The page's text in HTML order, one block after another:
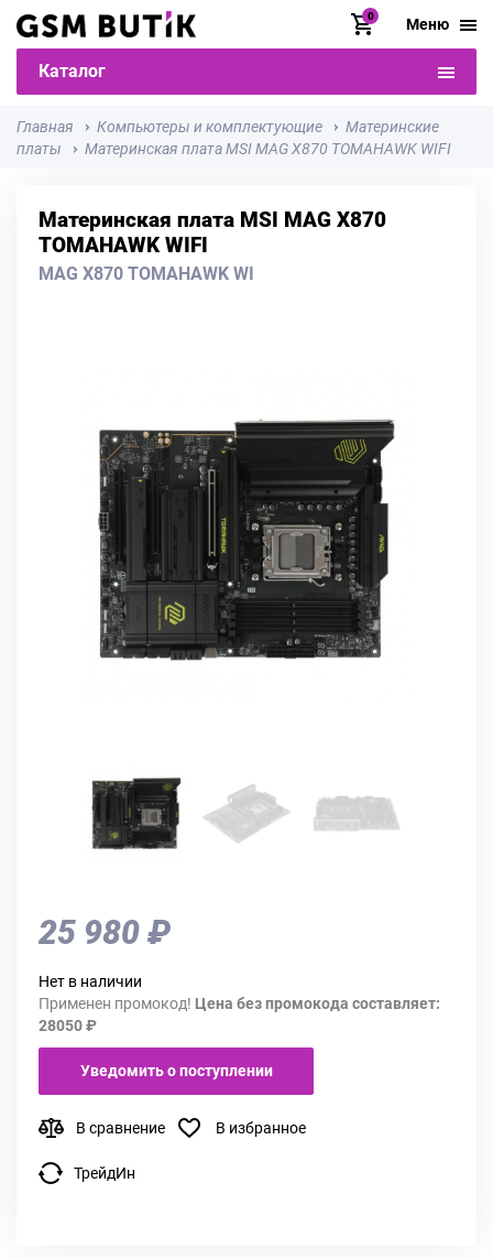
0 Меню
Каталог
Главная Компьютеры и комплектующие
Материнские
платы
Материнская плата MSI MAG X870 TOMAHAWK WIFI
Материнская плата MSI MAG X870
TOMAHAWK WIFI
MAG X870 TOMAHAWK WI
25 980 ₽
Нет в наличии
Применен промокод! Цена без промокода составляет:
28050 ₽
Уведомить о поступлении
В сравнение В избранное
ТрейдИн